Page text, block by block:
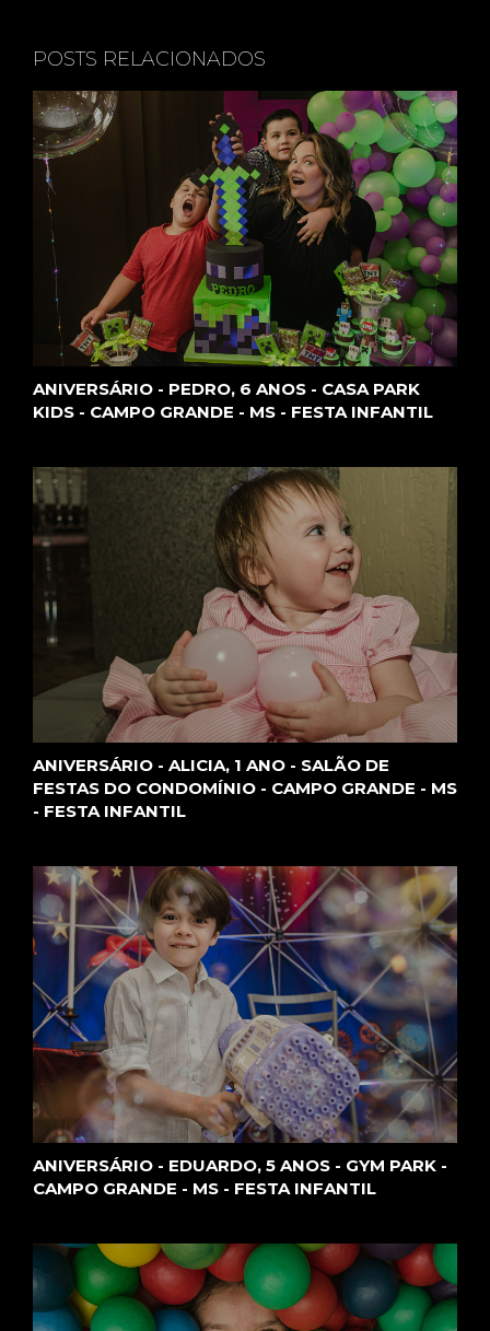
OMÍNI
O -
CAMP
O
GRAN
DE -
MS
POSTS RELACIONADOS
ANIVERSÁRIO - PEDRO, 6 ANOS - CASA PARK
KIDS - CAMPO GRANDE - MS - FESTA INFANTIL
ANIVERSÁRIO - ALICIA, 1 ANO - SALÃO DE
FESTAS DO CONDOMÍNIO - CAMPO GRANDE - MS
- FESTA INFANTIL
ANIVERSÁRIO - EDUARDO, 5 ANOS - GYM PARK -
CAMPO GRANDE - MS - FESTA INFANTIL